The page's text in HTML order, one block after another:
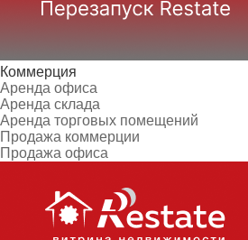
Коммерция
Аренда офиса
Аренда склада
Аренда торговых помещений
Продажа коммерции
Продажа офиса